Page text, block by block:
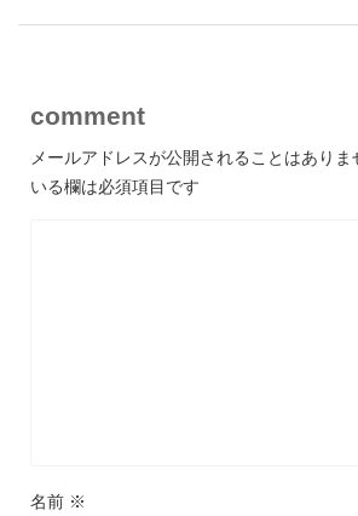
comment
メールアドレスが公開されることはありま
いる欄は必須項目です
名前 ※